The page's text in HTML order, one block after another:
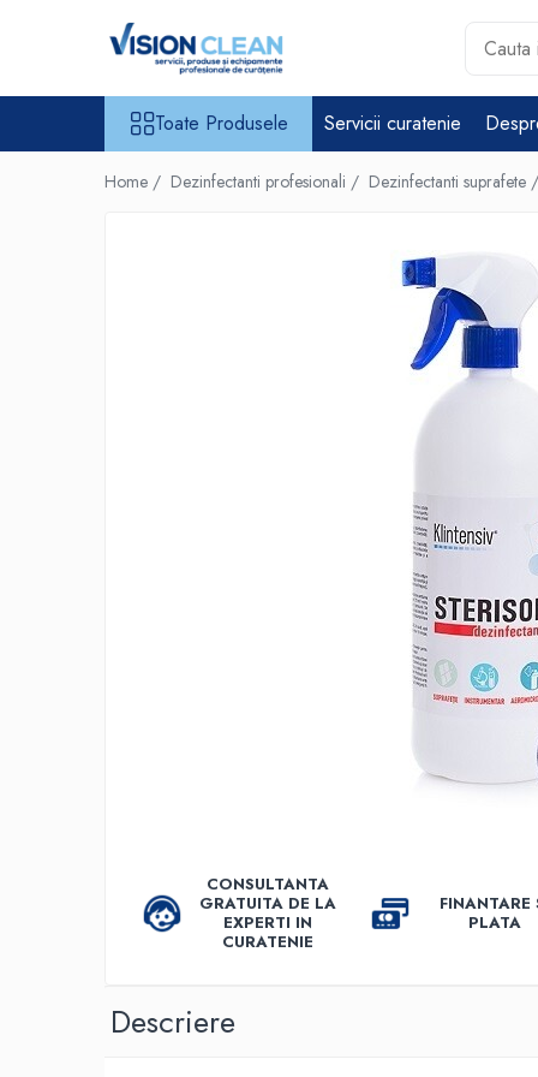
Aspiratoare si masini curatenie
profesionale
Dezinfectanti medicali profesionali
Toate Produsele Servicii curatenie
Home / Dezinfectanti profesionali / Dezinfectanti suprafete /
CONSULTANTA
GRATUITA DE LA
EXPERTI IN
CURATENIE
FINANTARE
PLATA
Descriere